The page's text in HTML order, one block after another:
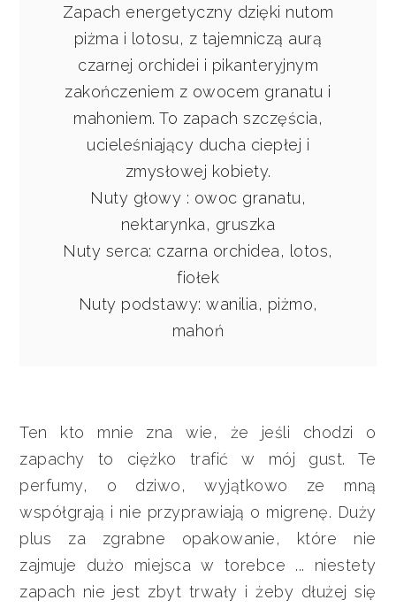
Zapach energetyczny dzięki nutom
piżma i lotosu, z tajemniczą aurą
czarnej orchidei i pikanteryjnym
zakończeniem z owocem granatu i
mahoniem. To zapach szczęścia,
ucieleśniający ducha ciepłej i
zmysłowej kobiety.
Nuty głowy : owoc granatu,
nektarynka, gruszka
Nuty serca: czarna orchidea, lotos,
fiołek
Nuty podstawy: wanilia, piżmo,
mahoń
Ten kto mnie zna wie, że jeśli chodzi o
zapachy to ciężko trafić w mój gust. Te
perfumy, o dziwo, wyjątkowo ze mną
współgrają i nie przyprawiają o migrenę. Duży
plus za zgrabne opakowanie, które nie
zajmuje dużo miejsca w torebce ... niestety
zapach nie jest zbyt trwały i żeby dłużej się